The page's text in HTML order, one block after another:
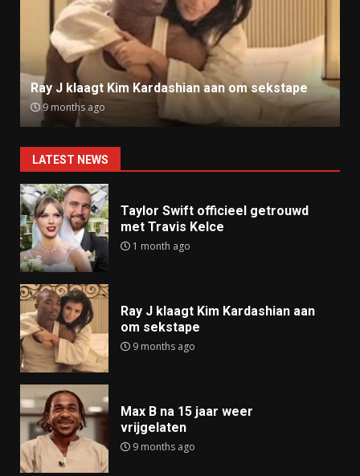
Ray J klaagt Kim Kardashian aan om sekstape
9 months ago
LATEST NEWS
Taylor Swift officieel getrouwd
met Travis Kelce
1 month ago
Ray J klaagt Kim Kardashian aan
om sekstape
9 months ago
Max B na 15 jaar weer
vrijgelaten
9 months ago